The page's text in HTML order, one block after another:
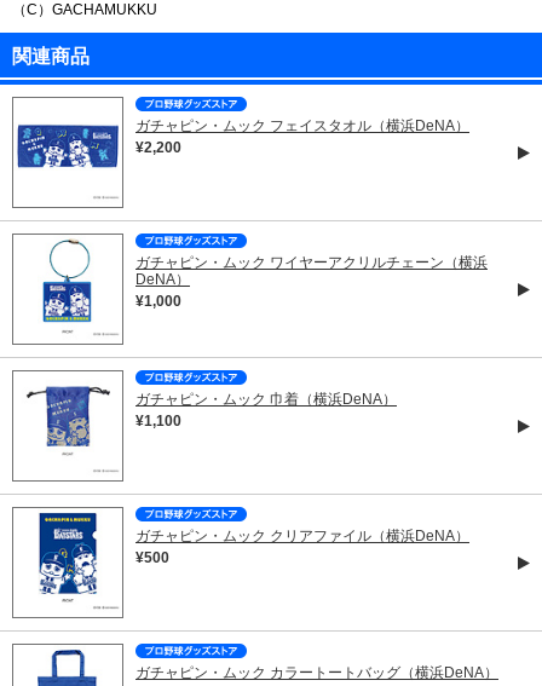
（C）GACHAMUKKU
関連商品
ガチャピン・ムック フェイスタオル（横浜DeNA）
¥2,200
ガチャピン・ムック ワイヤーアクリルチェーン（横浜
DeNA）
¥1,000
ガチャピン・ムック 巾着（横浜DeNA）
¥1,100
ガチャピン・ムック クリアファイル（横浜DeNA）
¥500
ガチャピン・ムック カラートートバッグ（横浜DeNA）